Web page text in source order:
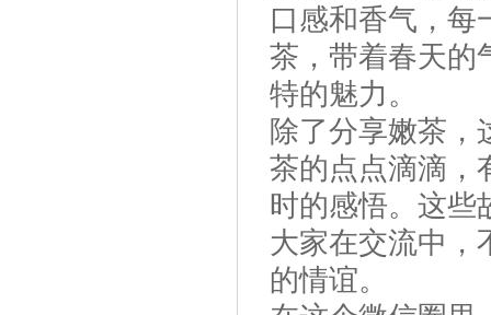
口感和香气，每
茶，带着春天的
特的魅力。
除了分享嫩茶，
茶的点点滴滴，
时的感悟。这些
大家在交流中，
的情谊。